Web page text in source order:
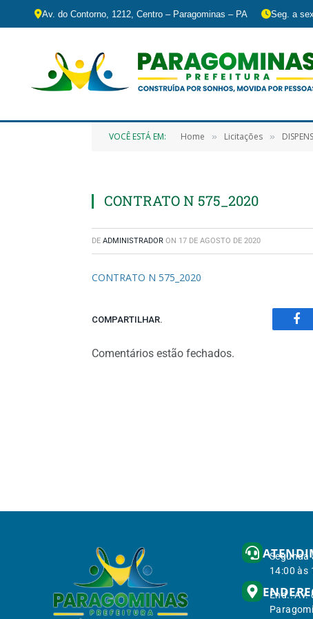
Av. do Contorno, 1212, Centro – Paragominas – PA Seg. a
VOCÊ ESTÁ EM: Home » Licitações »
CONTRATO N 575_2020
DE ADMINISTRADOR ON 17 DE AGOSTO DE 2020
CONTRATO N 575_2020
COMPARTILHAR.
Comentários estão fechados.
Segunda
14:00 às
End.: Av.